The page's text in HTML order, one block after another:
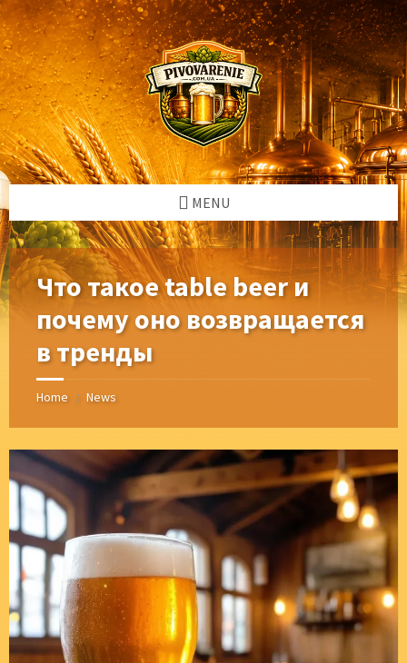
Skip
to
content
Skip
to
left
sidebar
Skip
to
right
sidebar
Skip
to
footer
MENU
Что такое table beer и
почему оно возвращается
в тренды
Home / News